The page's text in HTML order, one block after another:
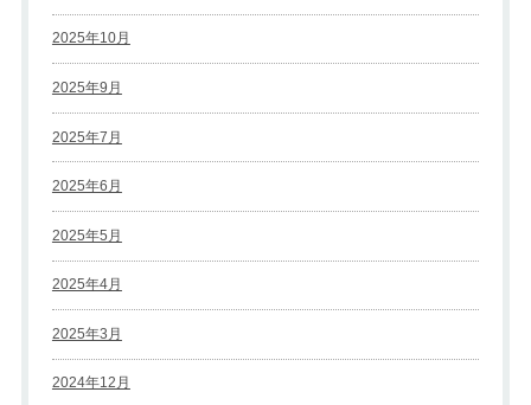
2025年10月
2025年9月
2025年7月
2025年6月
2025年5月
2025年4月
2025年3月
2024年12月